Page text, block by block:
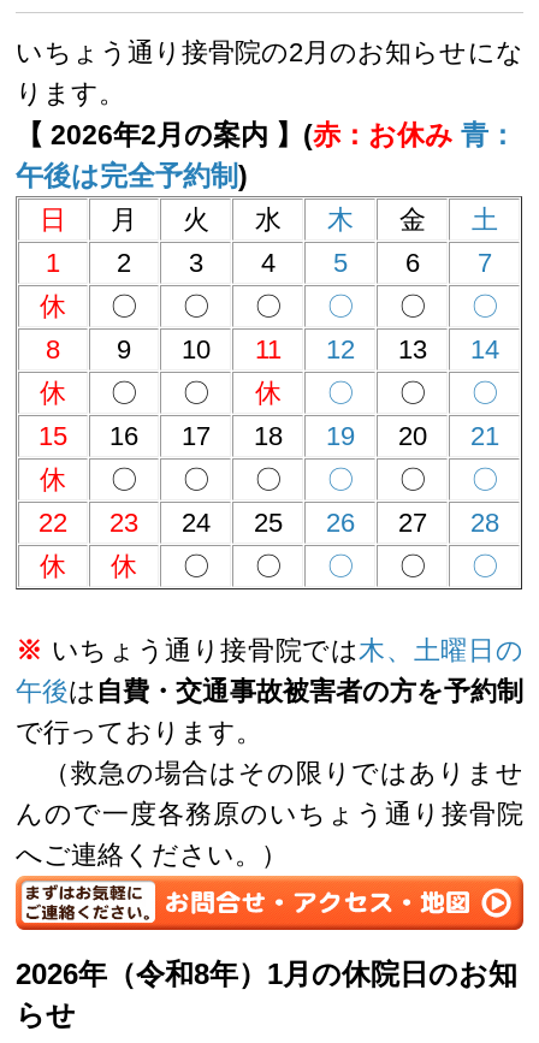
いちょう通り接骨院の2月のお知らせにな
ります。
【 2026年2月の案内 】(赤：お休み 青：
午後は完全予約制)
日 月 火 水 木 金
土
1
2 3 4 5 6
7
休
〇 〇 〇 〇 〇
〇
8
9 10 11 12 13
14
休
〇 〇 休 〇 〇
〇
15
16 17 18 19 20
21
休
〇 〇 〇 〇 〇
〇
22
23 24 25 26 27
28
休
休 〇 〇 〇 〇 〇
※ いちょう通り接骨院では木、土曜日の
午後は 自費・交通事故被害者の方を予約制
で行っております。
（救急の場合はその限りではありませ
んので一度各務原のいちょう通り接骨院
へご連絡ください。）
2026年（令和8年）1月の休院日のお知
らせ